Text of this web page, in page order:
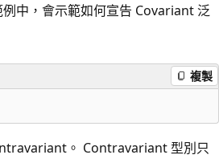
中，會示範如何宣告 Covariant 泛
複製
。 Contravariant 型別只